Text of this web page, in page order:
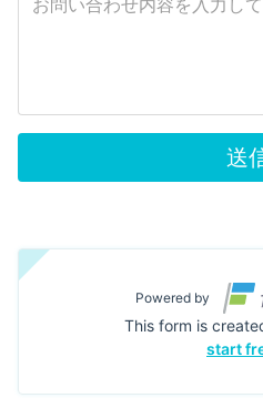
送
Powered by
This form is
start